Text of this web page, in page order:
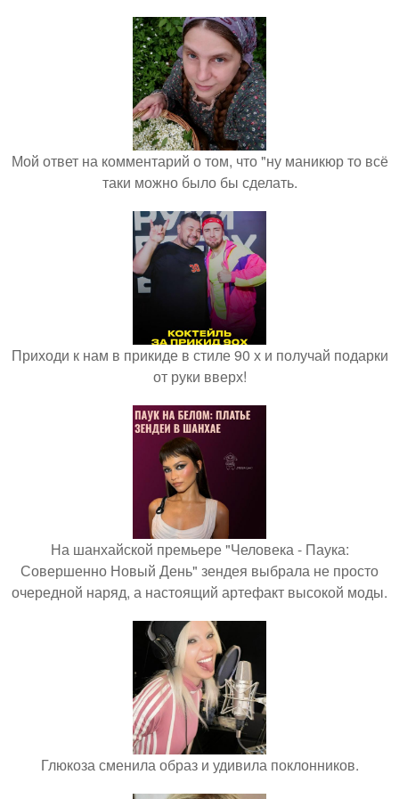
Мой ответ на комментарий о том, что "ну маникюр то всё
таки можно было бы сделать.
Приходи к нам в прикиде в стиле 90 х и получай подарки
от руки вверх!
На шанхайской премьере "Человека - Паука:
Совершенно Новый День" зендея выбрала не просто
очередной наряд, а настоящий артефакт высокой моды.
Глюкоза сменила образ и удивила поклонников.